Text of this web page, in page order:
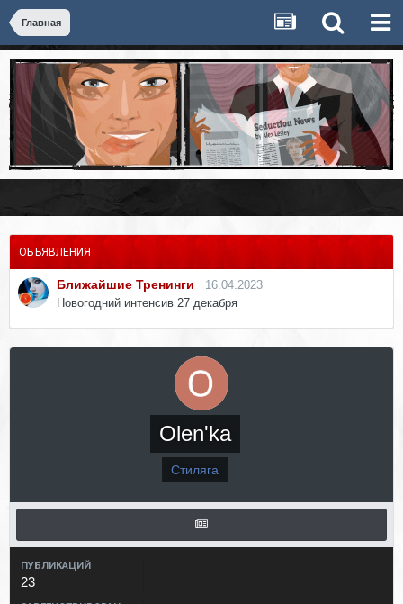
Главная
ОБЪЯВЛЕНИЯ
Ближайшие Тренинги
16.04.2023
Новогодний интенсив 27 декабря
Olen'ka
Стиляга
ПУБЛИКАЦИЙ
23